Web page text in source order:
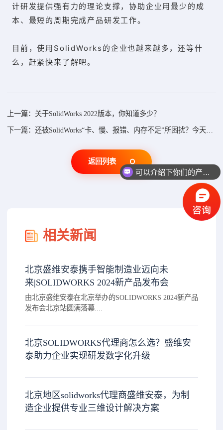
计研发提供强有力的理论支撑，协助企业用最少的成
本、最短的周期完成产品研发工作。
目前，使用SolidWorks的企业也越来越多，还等什
么，赶紧快来了解吧。
上一篇：关于SolidWorks 2022版本，你知道多少？
返回列表
相关新闻
北京盛维安泰携手智能制造业迈向未
来|SOLIDWORKS 2024新产品发布会
由北京盛维安泰在北京举办的SOLIDWORKS 2024新产品
发布会北京站圆满落幕....
北京SOLIDWORKS代理商怎么选？盛维安
泰助力企业实现研发数字化升级
北京地区solidworks代理商盛维安泰，为制
造企业提供专业三维设计解决方案